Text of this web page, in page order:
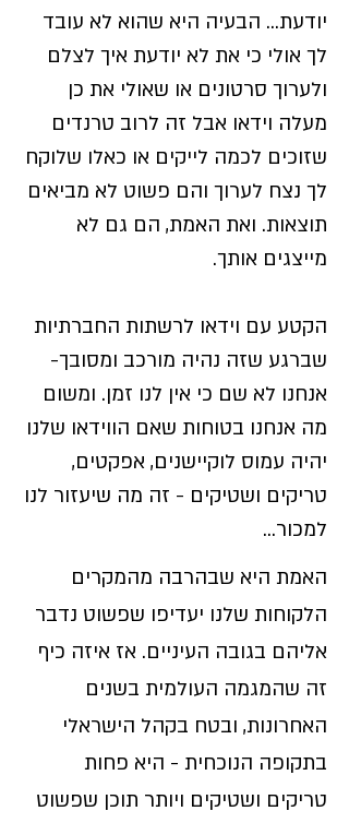
יודעת... הבעיה היא שהוא לא עובד
לך אולי כי את לא יודעת איך לצלם
ולערוך סרטונים או שאולי את כן
מעלה וידאו אבל זה לרוב טרנדים
שזוכים לכמה לייקים או כאלו שלוקח
לך נצח לערוך והם פשוט לא מביאים
תוצאות. ואת האמת, הם גם לא
מייצגים אותך.
הקטע עם וידאו לרשתות החברתיות
שברגע שזה נהיה מורכב ומסובך-
אנחנו לא שם כי אין לנו זמן. ומשום
מה אנחנו בטוחות שאם הווידאו שלנו
יהיה עמוס לוקיישנים, אפקטים,
טריקים ושטיקים - זה מה שיעזור לנו
למכור...
האמת היא שבהרבה מהמקרים
הלקוחות שלנו יעדיפו שפשוט נדבר
אליהם בגובה העיניים. אז איזה כיף
זה שהמגמה העולמית בשנים
האחרונות, ובטח בקהל הישראלי
בתקופה הנוכחית - היא פחות
טריקים ושטיקים ויותר תוכן שפשוט